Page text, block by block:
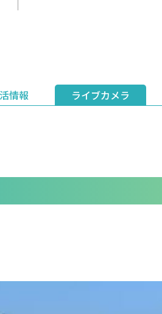
情報
ライブカメラ